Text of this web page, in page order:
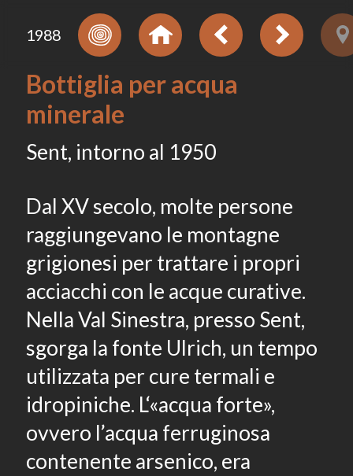
1988
Bottiglia per acqua
minerale
Sent, intorno al 1950
Dal XV secolo, molte persone
raggiungevano le montagne
grigionesi per trattare i propri
acciacchi con le acque curative.
Nella Val Sinestra, presso Sent,
sgorga la fonte Ulrich, un tempo
utilizzata per cure termali e
idropiniche. L‘«acqua forte»,
ovvero l’acqua ferruginosa
contenente arsenico, era